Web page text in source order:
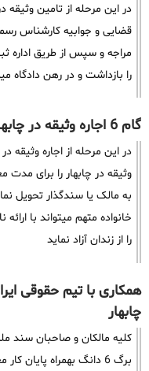
در این مرحله از تامین وثیقه
قضایی و جوابیه کارشناس
مراجه و سپس از طریق اداره
را بازداشت و در رهن دادگاه
گام 6 اجاره وثیقه در چابهار (دریافت نامه آزادی)
در این مرحله از اجاره وثیقه
وثیقه در چابهار را برای
به مالک یا سندگذار تحویل
خانواده متهم میتواند با
را از زندان آزاد نماید
همکاری با تیم حقوقی
چابهار
کلیه مالکان و صاحبان سند
برگ 6 دانگ بهمراه پایان